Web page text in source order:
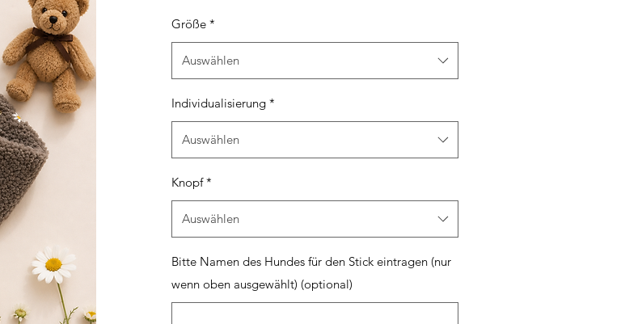
Größe *
Auswählen
Individualisierung *
Auswählen
Knopf *
Auswählen
Bitte Namen des Hundes für den Stick eintragen (nur
wenn oben ausgewählt) (optional)